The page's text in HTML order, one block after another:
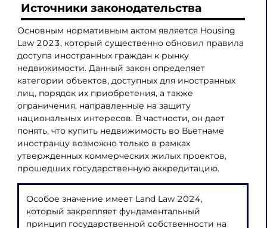
Источники законодательства
Основным нормативным актом является Housing
Law 2023, который существенно обновил правила
доступа иностранных граждан к рынку
недвижимости. Данный закон определяет
категории объектов, доступных для иностранных
лиц, порядок их приобретения, а также
ограничения, направленные на защиту
национальных интересов. В частности, он дает
понять, что купить недвижимость во Вьетнаме
иностранцу возможно только в рамках
утвержденных коммерческих жилых проектов,
прошедших государственную аккредитацию.
Особое значение имеет Land Law 2024,
который закрепляет фундаментальный
принцип государственной собственности на